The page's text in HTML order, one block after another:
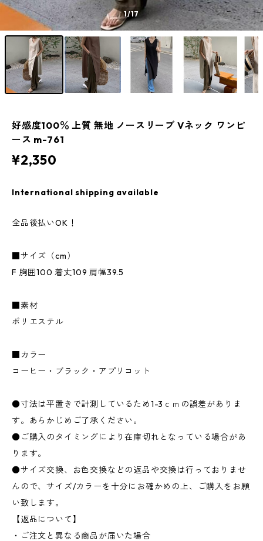
1/17
好感度100％ 上質 無地 ノースリーブ Vネック ワンピ
ース m-761
¥2,350
International shipping available
全品後払いOK！
■サイズ（cm）
F 胸囲100 着丈109 肩幅39.5
■素材
ポリエステル
■カラー
コーヒー・ブラック・アプリコット
●寸法は平置きで計測しているため1-3ｃｍの誤差がありま
す。あらかじめご了承ください。
●ご購入のタイミングにより在庫切れとなっている場合があ
ります。
●サイズ交換、お色交換などの返品や交換は行っておりませ
んので、サイズ/カラーを十分にお確かめの上、ご購入をお願
い致します。
【返品について】
・ご注文と異なる商品が届いた場合